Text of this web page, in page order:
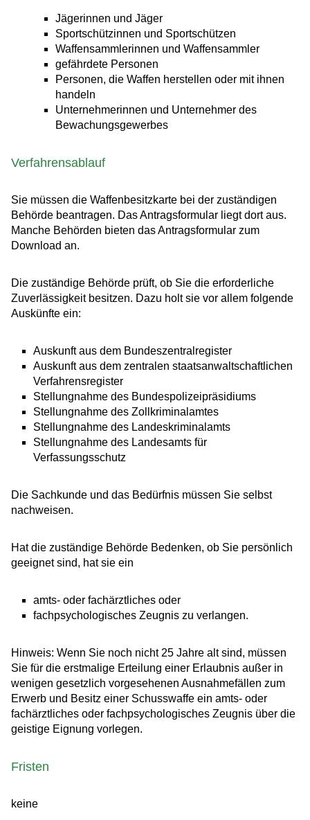
Jägerinnen und Jäger
Sportschützinnen und Sportschützen
Waffensammlerinnen und Waffensammler
gefährdete Personen
Personen, die Waffen herstellen oder mit ihnen
handeln
Unternehmerinnen und Unternehmer des
Bewachungsgewerbes
Verfahrensablauf
Sie müssen die Waffenbesitzkarte bei der zuständigen
Behörde beantragen. Das Antragsformular liegt dort aus.
Manche Behörden bieten das Antragsformular zum
Download an.
Die zuständige Behörde prüft, ob Sie die erforderliche
Zuverlässigkeit besitzen. Dazu holt sie vor allem folgende
Auskünfte ein:
Auskunft aus dem Bundeszentralregister
Auskunft aus dem zentralen staatsanwaltschaftlichen
Verfahrensregister
Stellungnahme des Bundespolizeipräsidiums
Stellungnahme des Zollkriminalamtes
Stellungnahme des Landeskriminalamts
Stellungnahme des Landesamts für
Verfassungsschutz
Die Sachkunde und das Bedürfnis müssen Sie selbst
nachweisen.
Hat die zuständige Behörde Bedenken, ob Sie persönlich
geeignet sind, hat sie ein
amts- oder fachärztliches oder
fachpsychologisches Zeugnis zu verlangen.
Hinweis: Wenn Sie noch nicht 25 Jahre alt sind, müssen
Sie für die erstmalige Erteilung einer Erlaubnis außer in
wenigen gesetzlich vorgesehenen Ausnahmefällen zum
Erwerb und Besitz einer Schusswaffe ein amts- oder
fachärztliches oder fachpsychologisches Zeugnis über die
geistige Eignung vorlegen.
Fristen
keine